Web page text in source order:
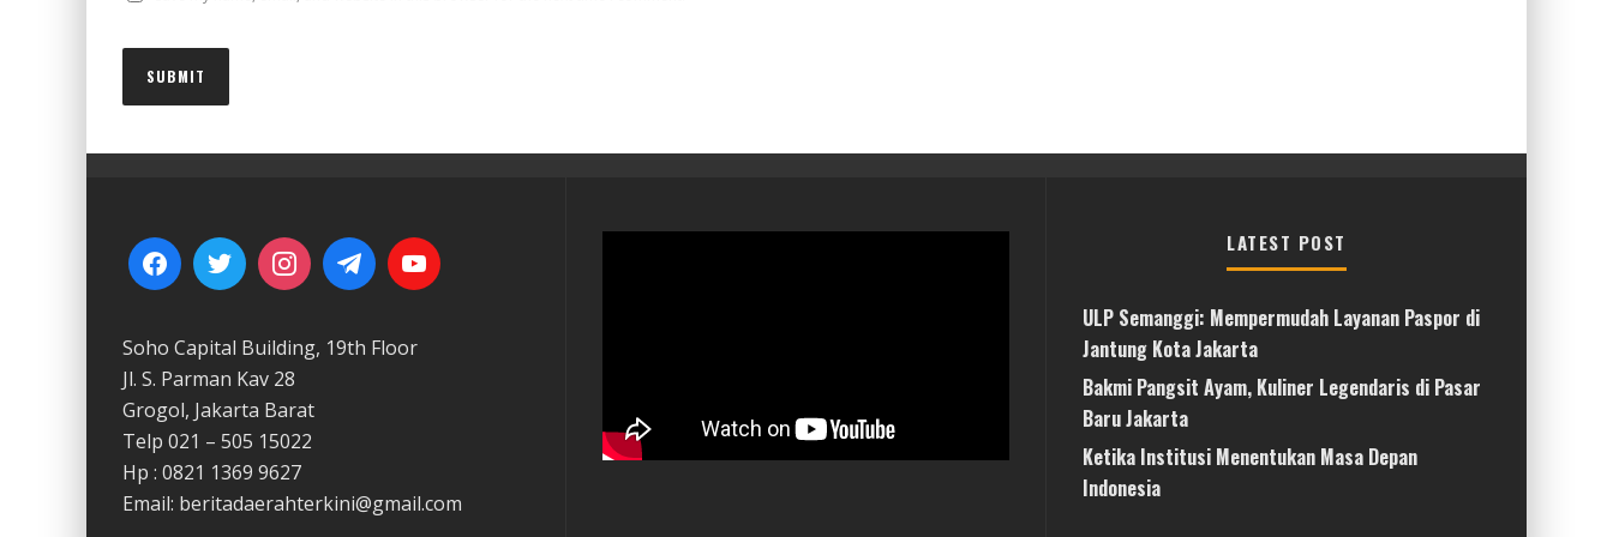
Soho Capital Building, 19th Floor
Jl. S. Parman Kav 28
Grogol, Jakarta Barat
Telp 021 – 505 15022
Hp : 0821 1369 9627
Email: beritadaerahterkini@gmail.com
LATEST POST
ULP Semanggi: Mempermudah Layanan Paspor di
Jantung Kota Jakarta
Bakmi Pangsit Ayam, Kuliner Legendaris di Pasar
Baru Jakarta
Ketika Institusi Menentukan Masa Depan
Indonesia